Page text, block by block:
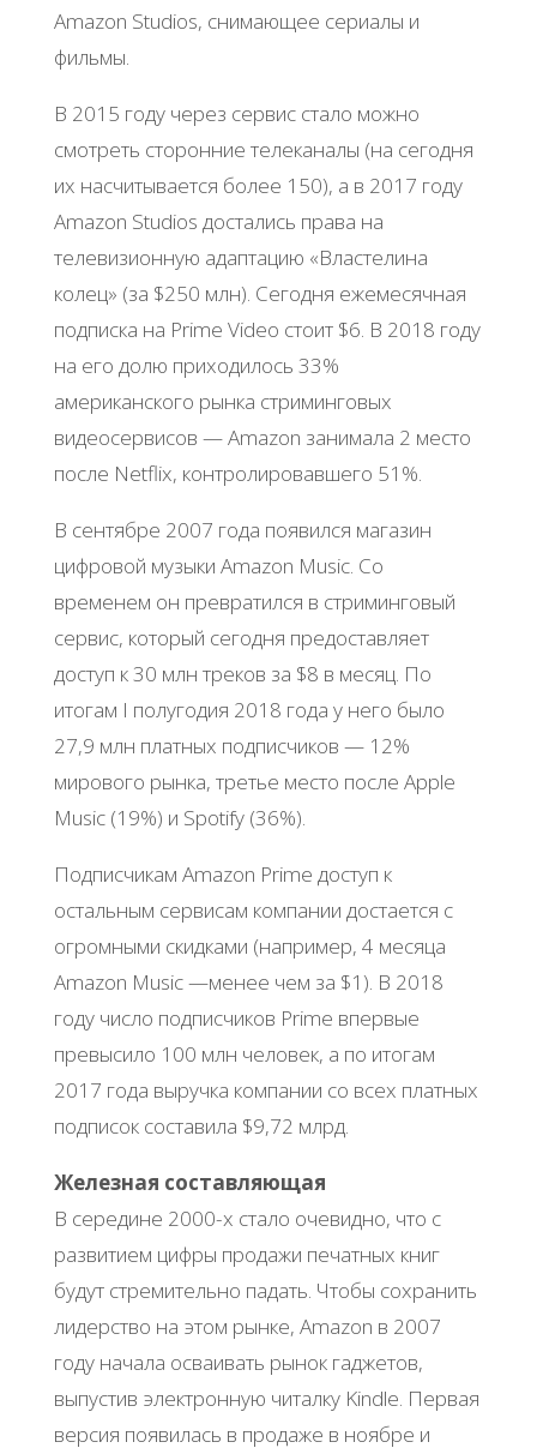
Amazon Studios, снимающее сериалы и
фильмы.
В 2015 году через сервис стало можно
смотреть сторонние телеканалы (на сегодня
их насчитывается более 150), а в 2017 году
Amazon Studios достались права на
телевизионную адаптацию «Властелина
колец» (за $250 млн). Сегодня ежемесячная
подписка на Prime Video стоит $6. В 2018 году
на его долю приходилось 33%
американского рынка стриминговых
видеосервисов — Amazon занимала 2 место
после Netflix, контролировавшего 51%.
В сентябре 2007 года появился магазин
цифровой музыки Amazon Music. Со
временем он превратился в стриминговый
сервис, который сегодня предоставляет
доступ к 30 млн треков за $8 в месяц. По
итогам I полугодия 2018 года у него было
27,9 млн платных подписчиков — 12%
мирового рынка, третье место после Apple
Music (19%) и Spotify (36%).
Подписчикам Amazon Prime доступ к
остальным сервисам компании достается с
огромными скидками (например, 4 месяца
Amazon Music —менее чем за $1). В 2018
году число подписчиков Prime впервые
превысило 100 млн человек, а по итогам
2017 года выручка компании со всех платных
подписок составила $9,72 млрд.
Железная составляющая
В середине 2000-х стало очевидно, что с
развитием цифры продажи печатных книг
будут стремительно падать. Чтобы сохранить
лидерство на этом рынке, Amazon в 2007
году начала осваивать рынок гаджетов,
выпустив электронную читалку Kindle. Первая
версия появилась в продаже в ноябре и